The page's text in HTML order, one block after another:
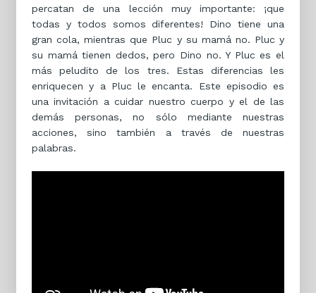
percatan de una lección muy importante: ¡que
todas y todos somos diferentes! Dino tiene una
gran cola, mientras que Pluc y su mamá no. Pluc y
su mamá tienen dedos, pero Dino no. Y Pluc es el
más peludito de los tres. Estas diferencias les
enriquecen y a Pluc le encanta. Este episodio es
una invitación a cuidar nuestro cuerpo y el de las
demás personas, no sólo mediante nuestras
acciones, sino también a través de nuestras
palabras.